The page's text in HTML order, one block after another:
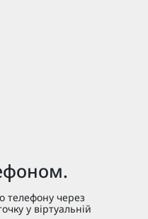
телефону через
у віртуальній